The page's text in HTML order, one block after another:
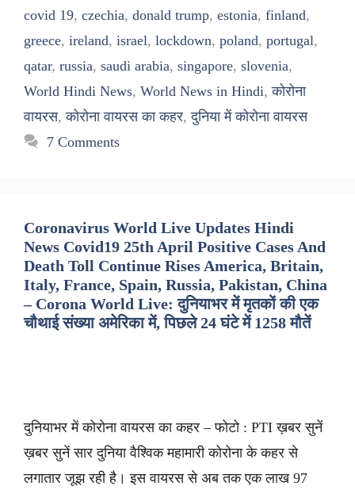
covid 19, czechia, donald trump, estonia, finland,
greece, ireland, israel, lockdown, poland, portugal,
qatar, russia, saudi arabia, singapore, slovenia,
World Hindi News, World News in Hindi,कोरोना
वायरस,कोरोना वायरस का कहर,दुनिया में कोरोना वायरस
7 Comments
Coronavirus World Live Updates Hindi
News Covid19 25th April Positive Cases And
Death Toll Continue Rises America, Britain,
Italy, France, Spain, Russia, Pakistan, China
– Corona World Live: दुनियाभर में मृतकों की एक
चौथाई संख्या अमेरिका में, पिछले 24 घंटे में 1258 मौतें
दुनियाभर में कोरोना वायरस का कहर – फोटो : PTI ख़बर सुनें
ख़बर सुनें सार दुनिया वैश्विक महामारी कोरोना के कहर से
लगातार जूझ रही है। इस वायरस से अब तक एक लाख 97